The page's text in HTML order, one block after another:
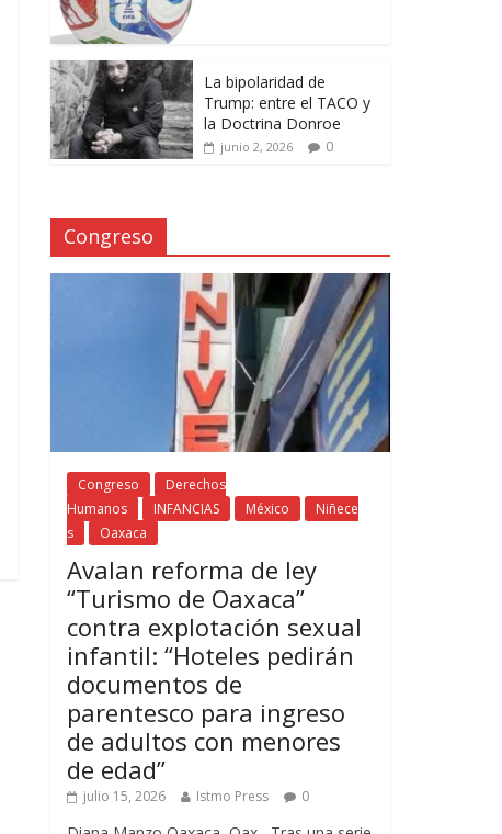
La bipolaridad de
Trump: entre el TACO y
la Doctrina Donroe
junio 2, 2026 0
Congreso
Congreso
Derechos
Humanos
INFANCIAS México
Niñece
s
Oaxaca
Avalan reforma de ley
“Turismo de Oaxaca”
contra explotación sexual
infantil: “Hoteles pedirán
documentos de
parentesco para ingreso
de adultos con menores
de edad”
julio 15, 2026 Istmo Press 0